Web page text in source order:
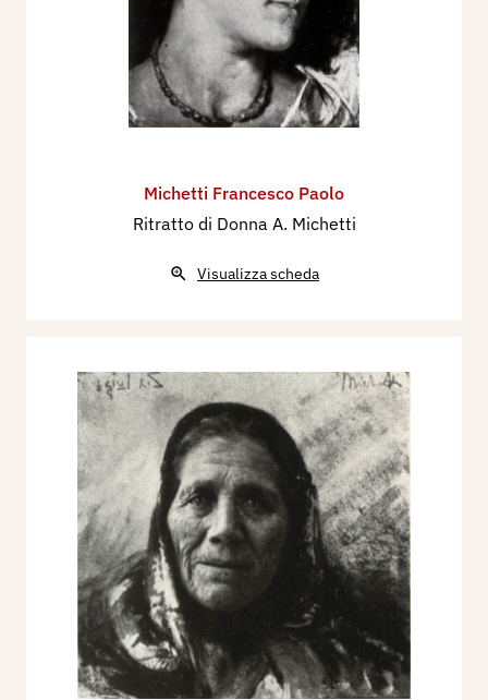
Michetti Francesco Paolo
Ritratto di Donna A. Michetti
Visualizza scheda